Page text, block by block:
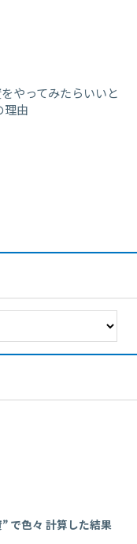
やってみたらいいと
理由
で色々 計算した結果